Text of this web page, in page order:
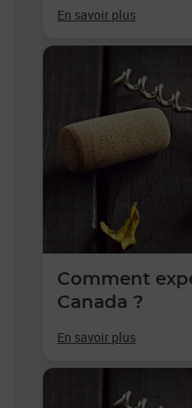
En savoir plus
Comment
Canada ?
En savoir plus